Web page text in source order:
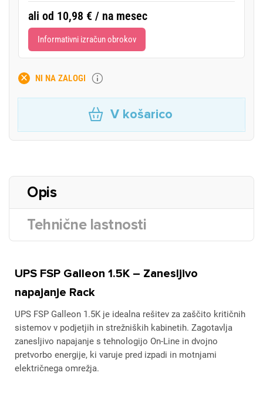
ali od 10,98 € / na mesec
Informativni izračun obrokov
NI NA ZALOGI
V košarico
Opis
Tehnične lastnosti
UPS FSP Galleon 1.5K – Zanesljivo
napajanje Rack
UPS FSP Galleon 1.5K je idealna rešitev za zaščito kritičnih
sistemov v podjetjih in strežniških kabinetih. Zagotavlja
zanesljivo napajanje s tehnologijo On-Line in dvojno
pretvorbo energije, ki varuje pred izpadi in motnjami
električnega omrežja.